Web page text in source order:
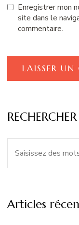
Enregistrer mon
site dans le
commentaire.
Articles